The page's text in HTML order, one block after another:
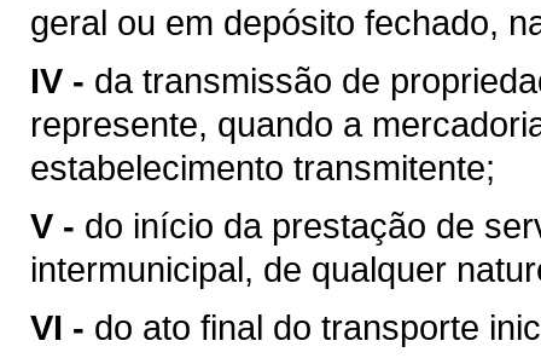
geral ou em depósito fechado,
IV - da transmissão de
represente, quando a
estabelecimento transmitente;
V - do início da prestação de
intermunicipal, de qualquer
VI - do ato final do transporte